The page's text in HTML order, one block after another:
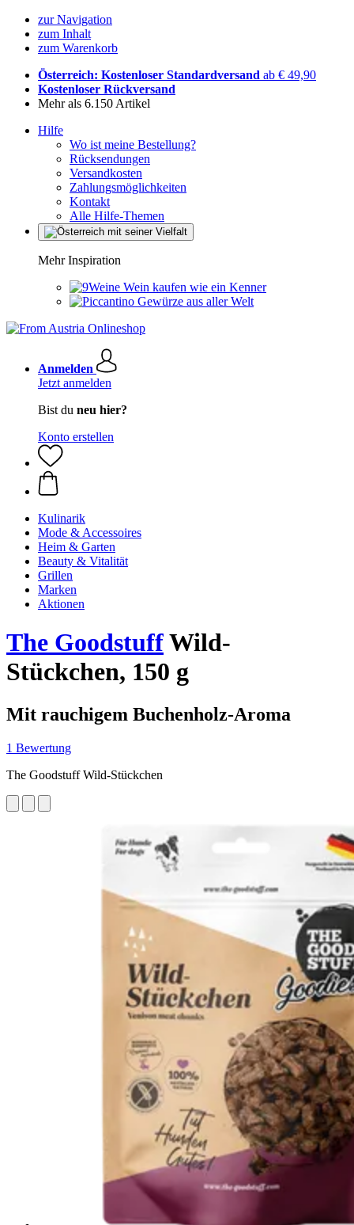
zur Navigation
zum Inhalt
zum Warenkorb
Österreich: Kostenloser Standardversand ab € 49,90
Kostenloser Rückversand
Mehr als 6.150 Artikel
Hilfe
Wo ist meine Bestellung?
Rücksendungen
Versandkosten
Zahlungsmöglichkeiten
Kontakt
Alle Hilfe-Themen
Mehr Inspiration
Wein kaufen wie ein Kenner
Gewürze aus aller Welt
Anmelden
Jetzt anmelden
Bist du neu hier?
Konto erstellen
Kulinarik
Mode & Accessoires
Heim & Garten
Beauty & Vitalität
Grillen
Marken
Aktionen
The GoodstuffWild-
Stückchen, 150 g
Mit rauchigem Buchenholz-Aroma
1 Bewertung
The Goodstuff Wild-Stückchen